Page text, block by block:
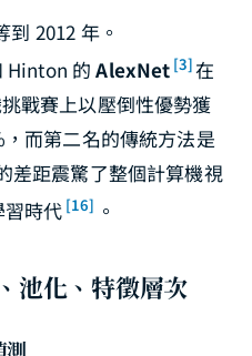
2012 年。
Hinton 的AlexNet [3]在
戰賽上以壓倒性優勢獲
而第二名的傳統方法是
差距震驚了整個計算機視
時代 [16] 。
池化、特徵層次
測